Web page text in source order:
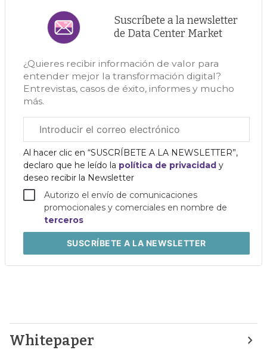
Suscríbete a la newsletter
de Data Center Market
¿Quieres recibir información de valor para
entender mejor la transformación digital?
Entrevistas, casos de éxito, informes y mucho
más.
electrónico
corporativo
Al hacer clic en “SUSCRÍBETE A LA NEWSLETTER”,
declaro que he leído la política de privacidad y
deseo recibir la Newsletter
Autorizo el envío de comunicaciones
promocionales y comerciales en nombre de
terceros
SUSCRÍBETEA LA NEWSLETTER
Whitepaper